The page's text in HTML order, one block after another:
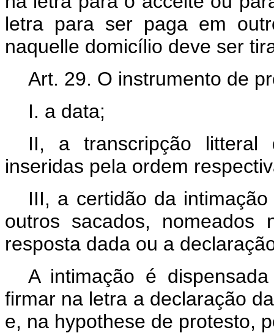
letra para ser paga em
naquelle domicílio deve ser
Art. 29. O instrumento de
I. a data;
II, a transcripção
inseridas pela ordem
III, a certidão da
outros sacados,
resposta dada ou a
A intimação é
firmar na letra a declaração
e, na hypothese de protesto,